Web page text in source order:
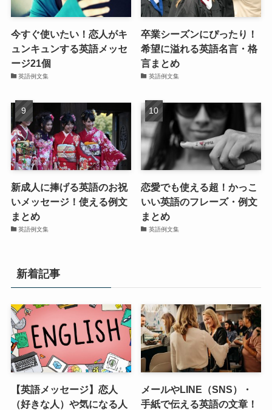
今すぐ使いたい！恋人がキ
ュンキュンする英語メッセ
ージ21個
英語例文集
卒業シーズンにぴったり！
希望に溢れる英語名言・格
言まとめ
英語例文集
新成人に捧げる英語のお祝
いメッセージ！使える例文
まとめ
英語例文集
恋愛でも使える超！かっこ
いい英語のフレーズ・例文
まとめ
英語例文集
新着記事
【英語メッセージ】恋人
（好きな人）や気になる人
メールやLINE（SNS）・
手紙で伝える英語の文章！